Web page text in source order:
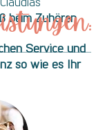
beim Zuhören
Service und
so wie es Ihr